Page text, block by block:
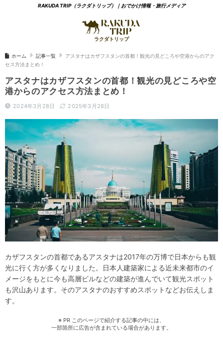
RAKUDA TRIP（ラクダトリップ）｜おでかけ情報・旅行メディア
ホーム 記事一覧
アスタナはカザフスタンの首都！観光の見どころや空港からのアク
セス方法まとめ！
アスタナはカザフスタンの首都！観光の見どころや空
港からのアクセス方法まとめ！
2024年3月28日 2025年3月28日
カザフスタンの首都であるアスタナは2017年の万博で日本からも観
光に行く方が多くなりました。日本人建築家による近未来都市のイ
メージをもとに今も高層ビルなどの建築が進んでいて観光スポット
も沢山あります。そのアスタナのおすすめスポットなどお伝えしま
す。
※ PR このページで紹介する記事の中には、
一部箇所に広告が含まれている場合があります。